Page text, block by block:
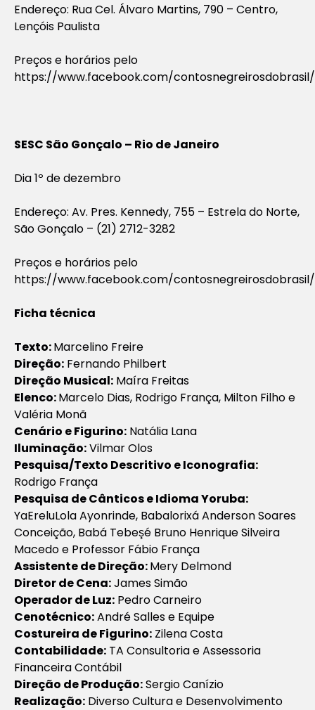
Endereço: Rua Cel. Álvaro Martins, 790 – Centro,
Lençóis Paulista
Preços e horários pelo
https://www.facebook.com/contosnegreirosdobrasil/
SESC São Gonçalo – Rio de Janeiro
Dia 1º de dezembro
Endereço: Av. Pres. Kennedy, 755 – Estrela do Norte,
São Gonçalo – (21) 2712-3282
Preços e horários pelo
https://www.facebook.com/contosnegreirosdobrasil/
Ficha técnica
Texto:Marcelino Freire
Direção: Fernando Philbert
Direção Musical: Maíra Freitas
Elenco:Marcelo Dias, Rodrigo França, Milton Filho e
Valéria Monã
Cenário e Figurino: Natália Lana
Iluminação:Vilmar Olos
Pesquisa/Texto Descritivo e Iconografia:
Rodrigo França
Pesquisa de Cânticos e Idioma Yoruba:
YaEreluLola Ayonrinde, Babalorixá Anderson Soares
Conceição, Babá Tebeşé Bruno Henrique Silveira
Macedo e Professor Fábio França
Assistente de Direção:Mery Delmond
Diretor de Cena:James Simão
Operador de Luz: Pedro Carneiro
Cenotécnico:André Salles e Equipe
Costureira de Figurino: Zilena Costa
Contabilidade: TA Consultoria e Assessoria
Financeira Contábil
Direção de Produção:Sergio Canízio
Realização: Diverso Cultura e Desenvolvimento